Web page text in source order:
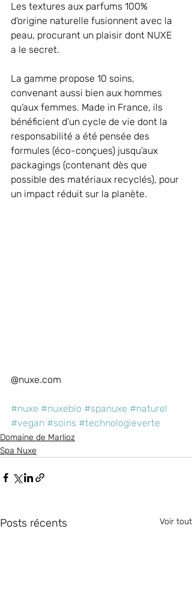
Les textures aux parfums 100%
d'origine naturelle fusionnent avec la
peau, procurant un plaisir dont NUXE
a le secret.
La gamme propose 10 soins,
convenant aussi bien aux hommes
qu’aux femmes. Made in France, ils
bénéficient d’un cycle de vie dont la
responsabilité a été pensée des
formules (éco-conçues) jusqu’aux
packagings (contenant dès que
possible des matériaux recyclés), pour
un impact réduit sur la planète.
@nuxe.com
#nuxe #nuxebio #spanuxe #naturel
#vegan #soins #technologieverte
Domaine de Marlioz
Spa Nuxe
Posts récents Voir tout